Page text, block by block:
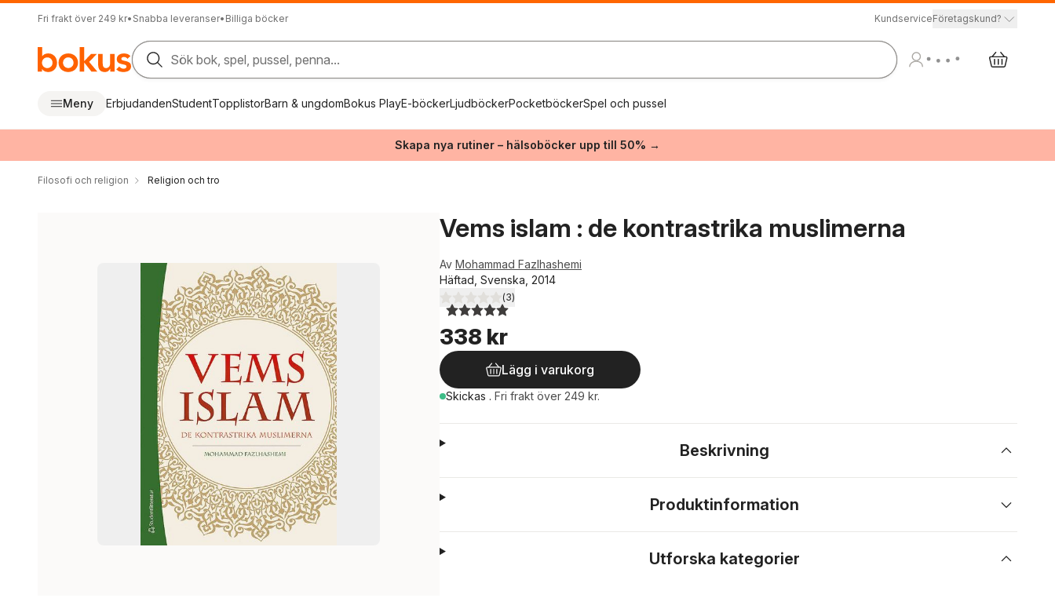
Fri frakt över 249 kr• Snabba leveranser• Billiga böcker KundserviceFöretagskund?
Sök bok, spel, pussel, penna...
Meny ErbjudandenStudentTopplistorBarn & ungdomBokus PlayE-böckerLjudböckerPocketböckerSpel och pussel
Skapa nya rutiner – hälsoböcker upp till 50% →
Filosofi och religion Religion och tro
Vems islam : de kontrastrika muslimerna
Av Mohammad Fazlhashemi
Häftad, Svenska, 2014
5,0utav 5 stjärnor. Totalt antal röster:
(3)
338 kr
Lägg i varukorg
Skickas . Fri frakt över 249 kr.
Beskrivning
Produktinformation
Utforska kategorier